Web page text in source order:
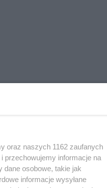
oraz naszych 1162 zaufanych
przechowujemy informacje na
dane osobowe, takie jak
informacje wysyłane